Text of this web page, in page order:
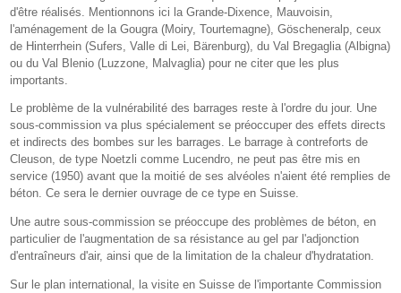
d'être réalisés. Mentionnons ici la Grande-Dixence, Mauvoisin,
l'aménagement de la Gougra (Moiry, Tourtemagne), Göscheneralp, ceux
de Hinterrhein (Sufers, Valle di Lei, Bärenburg), du Val Bregaglia (Albigna)
ou du Val Blenio (Luzzone, Malvaglia) pour ne citer que les plus
importants.
Le problème de la vulnérabilité des barrages reste à l'ordre du jour. Une
sous-commission va plus spécialement se préoccuper des effets directs
et indirects des bombes sur les barrages. Le barrage à contreforts de
Cleuson, de type Noetzli comme Lucendro, ne peut pas être mis en
service (1950) avant que la moitié de ses alvéoles n'aient été remplies de
béton. Ce sera le dernier ouvrage de ce type en Suisse.
Une autre sous-commission se préoccupe des problèmes de béton, en
particulier de l'augmentation de sa résistance au gel par l'adjonction
d'entraîneurs d'air, ainsi que de la limitation de la chaleur d'hydratation.
Sur le plan international, la visite en Suisse de l'importante Commission